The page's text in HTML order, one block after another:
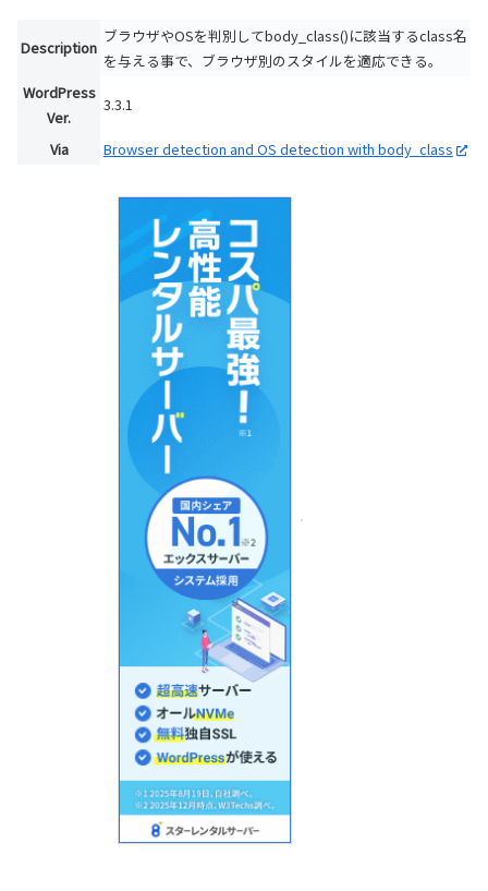
Description
ブラウザやOSを判別してbody_class()に該当するclass名
を与える事で、ブラウザ別のスタイルを適応できる。
WordPress
Ver.
3.3.1
Via Browser detection and OS detection with body_class